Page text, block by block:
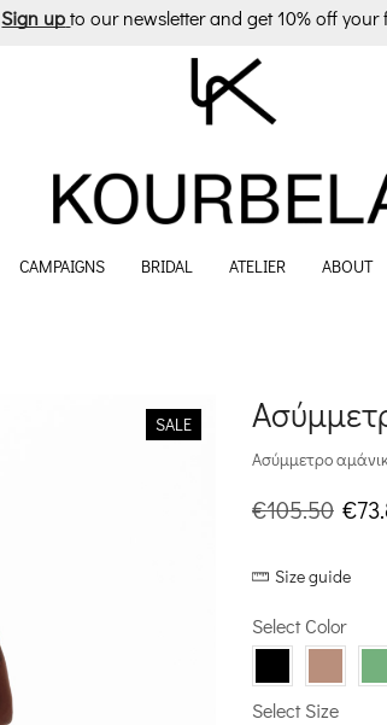
Sign up to our newsletter and get 10% off your
CAMPAIGNS BRIDAL ATELIER ABOUT
SALE
Ασύμμετρο
€105.50
was:
€
Size guide
Select Color
Select Size